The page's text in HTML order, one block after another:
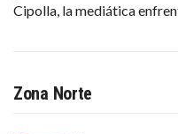
Cipolla, la mediática
Zona Norte